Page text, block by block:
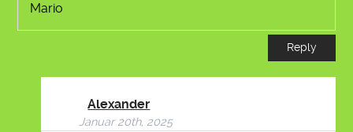
Mario
Reply
Alexander
Januar 20th, 2025